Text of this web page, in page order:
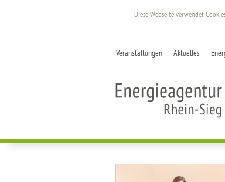
Veranstaltungen Aktuelles
Diese Webseite verwendet